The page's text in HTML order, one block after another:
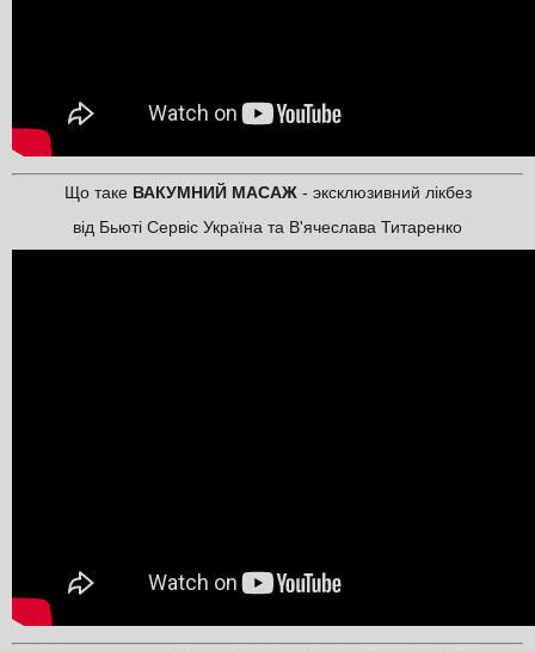
Що таке ВАКУМНИЙ МАСАЖ- эксклюзивний лікбез
від Бьюті Сервіс Україна та В'ячеслава Титаренко